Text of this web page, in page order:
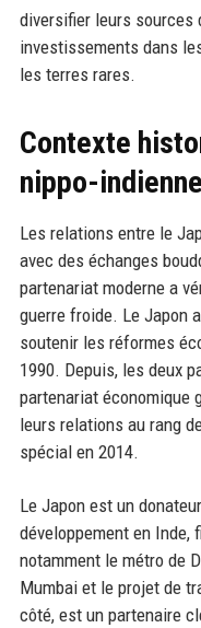
diversifier leurs sources
investissements dans
les terres rares.
Contexte
nippo-
Les relations entre le
avec des échanges
partenariat moderne a
guerre froide. Le Japon
soutenir les réformes
1990. Depuis, les deux
partenariat économique
leurs relations au rang
spécial en 2014.
Le Japon est un
développement en Inde,
notamment le métro de
Mumbai et le projet de
côté, est un partenaire